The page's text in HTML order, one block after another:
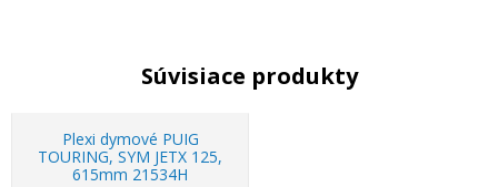
Súvisiace produkty
Plexi dymové PUIG
TOURING, SYM JETX 125,
615mm 21534H